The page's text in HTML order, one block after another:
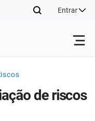
Entrar
de riscos